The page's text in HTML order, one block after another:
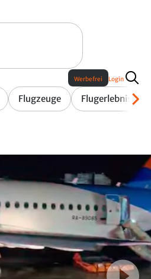
Flugzeuge Flugerlebnis
Werbefrei Login